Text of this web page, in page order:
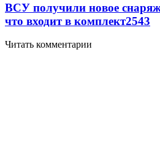
ВСУ получили новое
что входит в комплект2543
Читать комментарии